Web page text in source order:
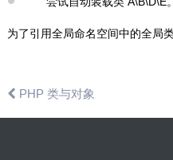
为了引用全局命名空间中的全局
PHP 类与对象